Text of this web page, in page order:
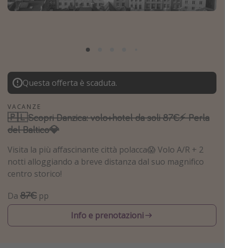
Grecia
Malta
Canarie
Capo Verde
Vacanze last minute
Vacanze all inclusive
Vacanze estate 2026
Vacanze di Pasqua 2026
Last minute capodanno
Questa offerta è scaduta.
VACANZE
🇵🇱Scopri Danzica: volo+hotel da soli 87€⚡️ Perla
del Baltico💎
Visita la più affascinante città polacca😱 Volo A/R + 2
notti alloggiando a breve distanza dal suo magnifico
centro storico!
Da 87€ pp
Info e prenotazioni